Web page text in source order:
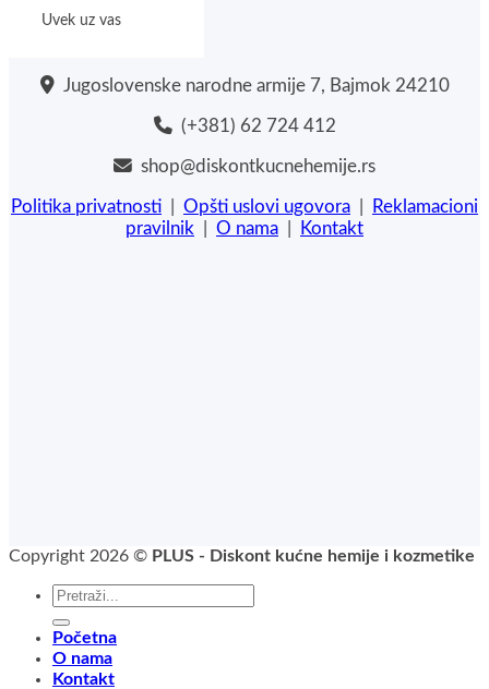
Uvek uz vas
Jugoslovenske narodne armije 7, Bajmok 24210
(+381) 62 724 412
shop@diskontkucnehemije.rs
Politika privatnosti Opšti uslovi ugovora
Reklamacioni
pravilnik
O nama Kontakt
Copyright 2026 © PLUS - Diskont kućne hemije i kozmetike
Pretraga
Početna
O nama
Kontakt